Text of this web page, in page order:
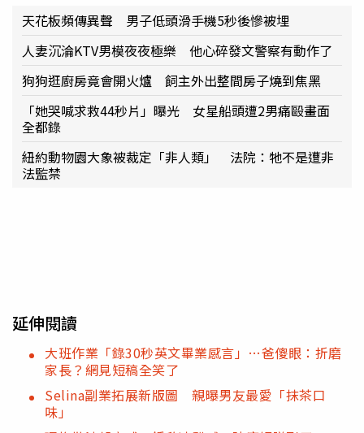
天花板頻傳異聲 男子低頭滑手機5秒後慘被埋
人妻沉淪KTV男模夜夜極樂 他心碎發文警察有動作了
狗狗逛廚房竟會開火爐 飼主外出整間房子燒到焦黑
「她哭喊求救44秒片」曝光 女星船頭遭2男痛毆畫面
全都錄
紐約動物園大象被裁定「非人類」 法院：牠不是遭非
法監禁
延伸閱讀
大班作業「錄30秒英文畢業感言」…爸傻眼：折磨
家長？網見短稿全笑了
Selina副業拓展新版圖 親曝男友最愛「抹茶口
味」